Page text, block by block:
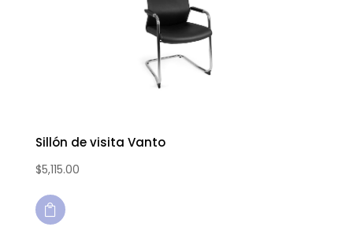
Sillón de visita Vanto
$5,115.00
